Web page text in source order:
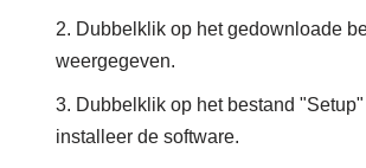
2. Dubbelklik op het gedownloade
weergegeven.
3. Dubbelklik op het bestand
installeer de software.